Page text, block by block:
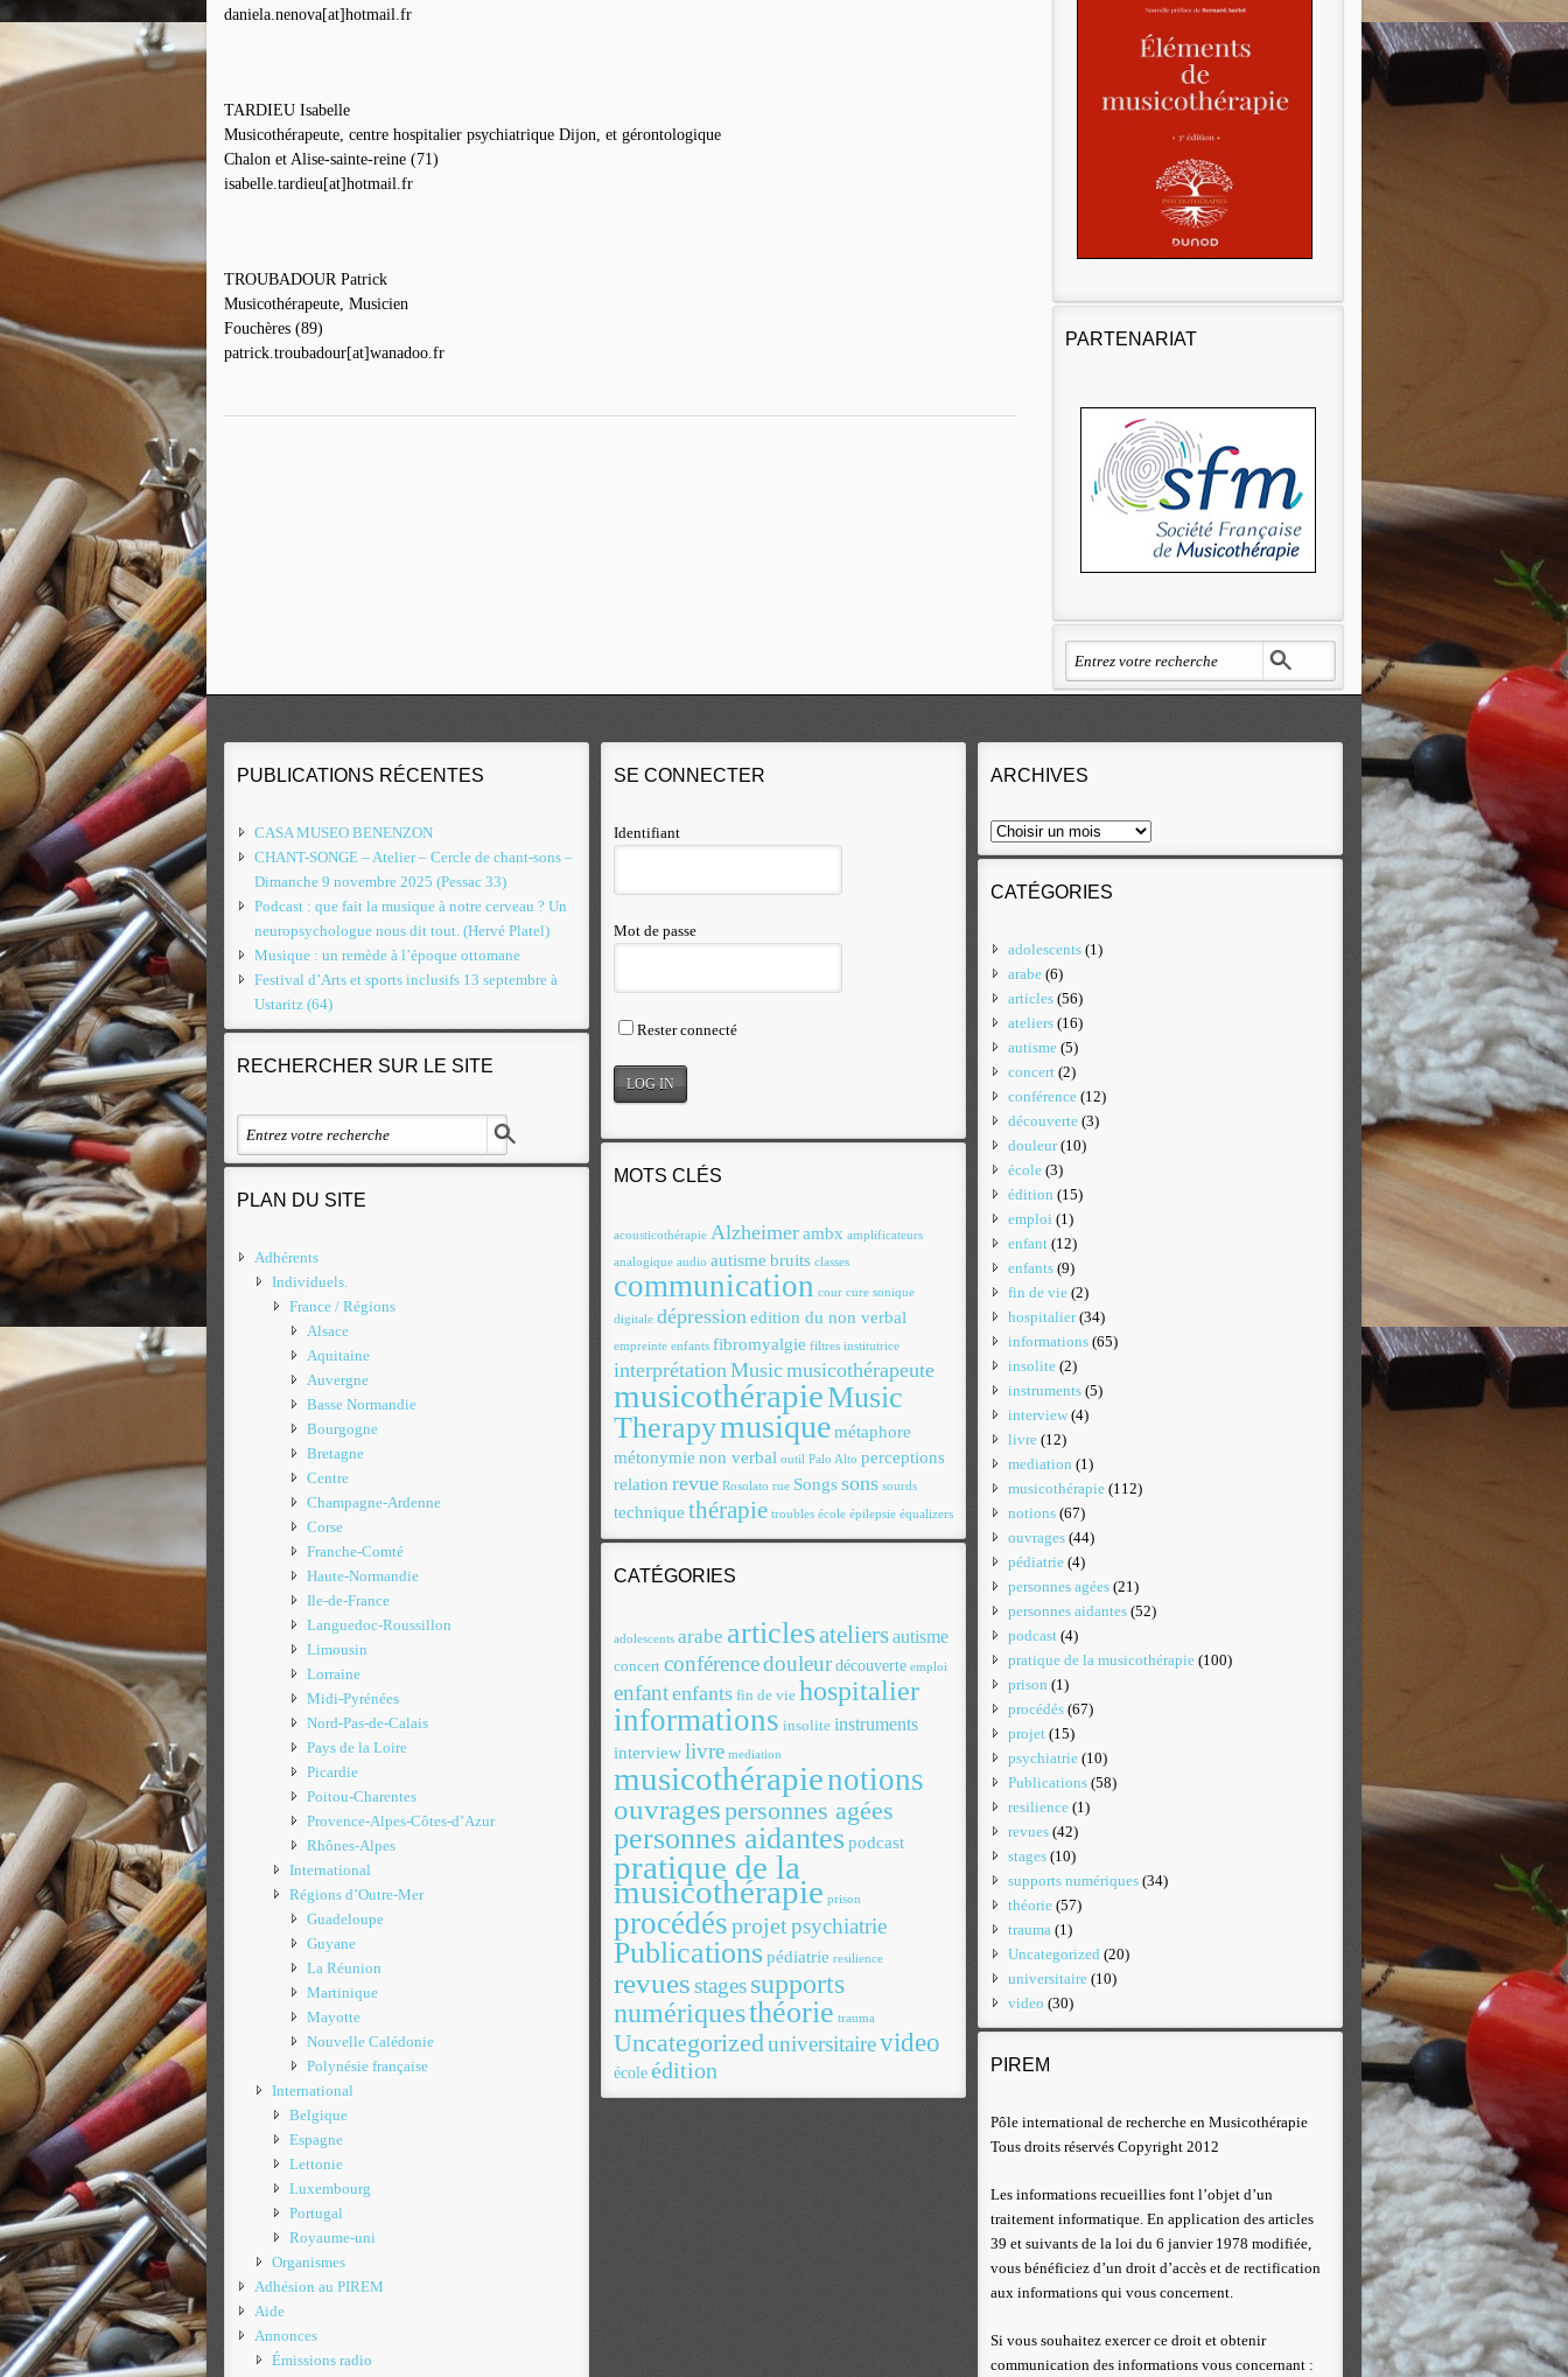
daniela.nenova[at]hotmail.fr
TARDIEU Isabelle
Musicothérapeute, centre hospitalier psychiatrique Dijon, et gérontologique
Chalon et Alise-sainte-reine (71)
isabelle.tardieu[at]hotmail.fr
TROUBADOUR Patrick
Musicothérapeute, Musicien
Fouchères (89)
patrick.troubadour[at]wanadoo.fr
PARTENARIAT
PUBLICATIONS RÉCENTES
CASA MUSEO BENENZON
CHANT-SONGE – Atelier – Cercle de chant-sons –
Dimanche 9 novembre 2025 (Pessac 33)
Podcast : que fait la musique à notre cerveau ? Un
neuropsychologue nous dit tout. (Hervé Platel)
Musique : un remède à l’époque ottomane
Festival d’Arts et sports inclusifs 13 septembre à
Ustaritz (64)
RECHERCHER SUR LE SITE
PLAN DU SITE
Adhérents
Individuels.
France / Régions
Alsace
Aquitaine
Auvergne
Basse Normandie
Bourgogne
Bretagne
Centre
Champagne-Ardenne
Corse
Franche-Comté
Haute-Normandie
Ile-de-France
Languedoc-Roussillon
Limousin
Lorraine
Midi-Pyrénées
Nord-Pas-de-Calais
Pays de la Loire
Picardie
Poitou-Charentes
Provence-Alpes-Côtes-d’Azur
Rhônes-Alpes
International
Régions d’Outre-Mer
Guadeloupe
Guyane
La Réunion
Martinique
Mayotte
Nouvelle Calédonie
Polynésie française
International
Belgique
Espagne
Lettonie
Luxembourg
Portugal
Royaume-uni
Organismes
Adhésion au PIREM
Aide
Annonces
Émissions radio
SE CONNECTER
Identifiant
Mot de passe
Rester connecté
MOTS CLÉS
acousticothérapie Alzheimerambx amplificateurs
analogique audio autisme bruits classes
communication cour cure sonique
digitale dépressionedition du non verbal
empreinte enfants fibromyalgie filtres institutrice
interprétationMusicmusicothérapeute
musicothérapieMusic
Therapymusiquemétaphore
métonymie non verbal outil Palo Alto perceptions
relation revue Rosolato rue Songssons sourds
technique thérapie troubles école épilepsie équalizers
CATÉGORIES
adolescents arabe articlesateliersautisme
concert conférencedouleur découverte emploi
enfantenfants fin de vie hospitalier
informations insolite instruments
interviewlivre mediation
musicothérapienotions
ouvragespersonnes agées
personnes aidantes podcast
pratique de la
musicothérapie prison
procédésprojetpsychiatrie
Publications pédiatrie resilience
revuesstagessupports
numériquesthéorie trauma
Uncategorizeduniversitairevideo
école édition
ARCHIVES
CATÉGORIES
adolescents (1)
arabe (6)
articles (56)
ateliers (16)
autisme (5)
concert (2)
conférence (12)
découverte (3)
douleur(10)
école (3)
édition (15)
emploi (1)
enfant (12)
enfants (9)
fin de vie (2)
hospitalier(34)
informations (65)
insolite (2)
instruments (5)
interview (4)
livre (12)
mediation (1)
musicothérapie (112)
notions (67)
ouvrages (44)
pédiatrie (4)
personnes agées (21)
personnes aidantes (52)
podcast (4)
pratique de la musicothérapie (100)
prison (1)
procédés (67)
projet (15)
psychiatrie (10)
Publications (58)
resilience (1)
revues (42)
stages (10)
supports numériques (34)
théorie (57)
trauma (1)
Uncategorized (20)
universitaire (10)
video (30)
PIREM
Pôle international de recherche en Musicothérapie
Tous droits réservés Copyright 2012
Les informations recueillies font l’objet d’un
traitement informatique. En application des articles
39 et suivants de la loi du 6 janvier 1978 modifiée,
vous bénéficiez d’un droit d’accès et de rectification
aux informations qui vous concernent.
Si vous souhaitez exercer ce droit et obtenir
communication des informations vous concernant :